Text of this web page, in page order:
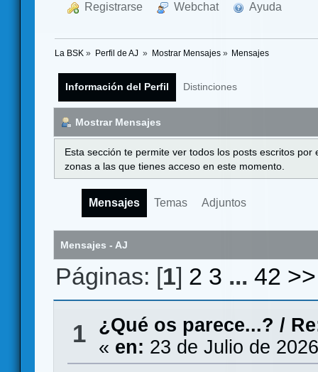
Registrarse Webchat Ayuda
La BSK » Perfil de AJ » Mostrar Mensajes» Mensajes
Información del Perfil Distinciones
Mostrar Mensajes
Esta sección te permite ver todos los posts escritos
zonas a las que tienes acceso en este momento.
Mensajes Temas Adjuntos
Mensajes - AJ
Páginas: [1] 2 3 ...42 >>
1 ¿Qué os parece...? /
« en: 23 de Julio de